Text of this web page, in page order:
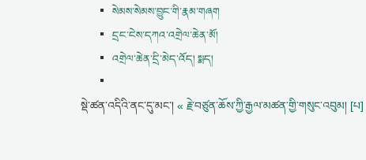
སེམས་སེམས་བྱུང་གི་རྣམ་གཞག
དྲང་ངེས་དཀའ་འགྲེལ་ཆེན་མོ།
འགྲེལ་ཆེན་དྲི་མེད་འོད། སྨད།
སྡེ་ཚན་འདིའི་ནང་དུ་མང་། « རྗེ་བཙུན་ཆོས་ཀྱི་རྒྱལ་མཚན་གྱི་གསུང་འབུམ། [པ]